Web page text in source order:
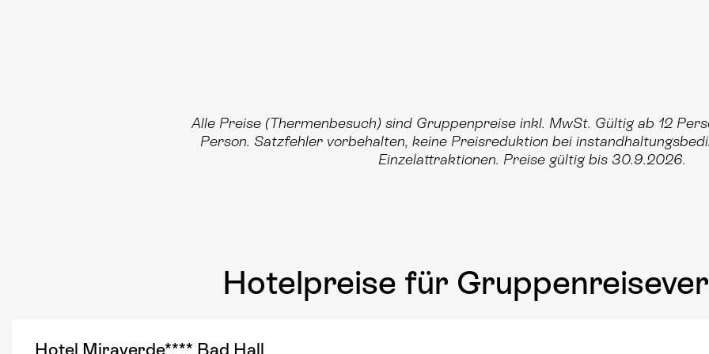
Alle Preise (Thermenbesuch) sind Gruppenpreise inkl. MwSt. Gültig ab 12
Person. Satzfehler vorbehalten, keine Preisreduktion bei
Einzelattraktionen. Preise gültig bis 30.9.2026.
Hotelpreise für
Hotel Miraverde**** Bad Hall